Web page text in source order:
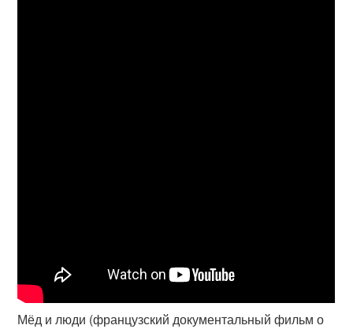
Мёд и люди (французский документальный фильм о